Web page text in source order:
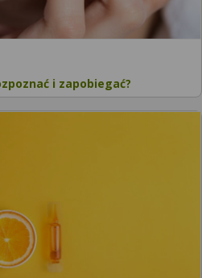
i zapobiegać?